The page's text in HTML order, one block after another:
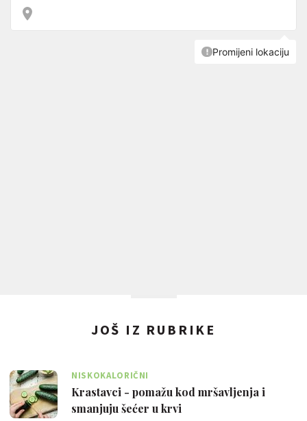
JOŠ IZ RUBRIKE
NISKOKALORIČNI
Krastavci - pomažu kod mršavljenja i
smanjuju šećer u krvi